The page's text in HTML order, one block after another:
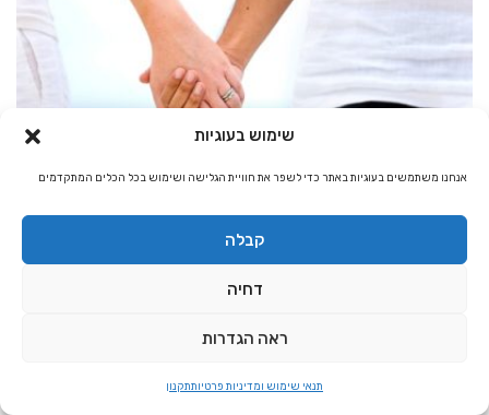
שימוש בעוגיות
אנחנו משתמשים בעוגיות באתר כדי לשפר את חוויית הגלישה ושימוש בכל הכלים המתקדמים
קבלה
דחיה
ראה הגדרות
תנאי שימוש ומדיניות פרטיותתקנון
נומרולוגיה
נומרולוגיה קבלית וכוח האותיות – משמעות
נומרולוגיה קבלית מאפשרת לנו למצוא זוגיות בריאה ונכונה.